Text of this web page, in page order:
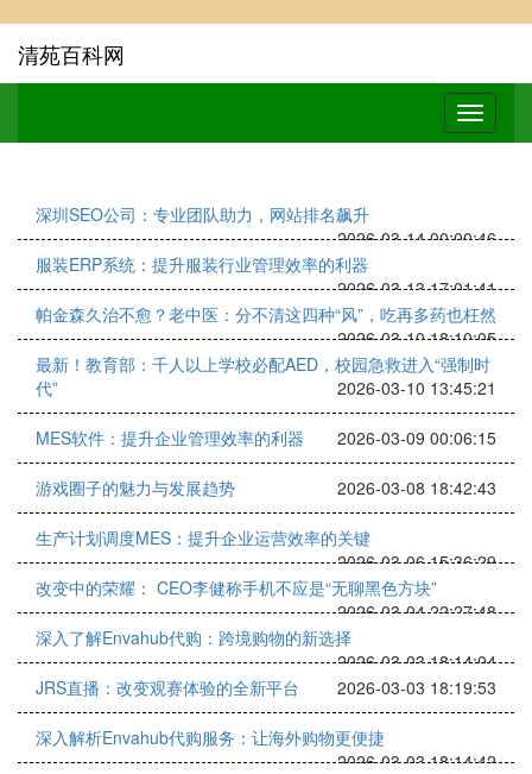
清苑百科网
深圳SEO公司：专业团队助力，网站排名飙升
2026-03-14 00:00:46
服装ERP系统：提升服装行业管理效率的利器
2026-03-13 17:01:41
帕金森久治不愈？老中医：分不清这四种“风”，吃再多药也枉然
2026-03-10 18:10:05
最新！教育部：千人以上学校必配AED，校园急救进入“强制时
代”
2026-03-10 13:45:21
MES软件：提升企业管理效率的利器 2026-03-09 00:06:15
游戏圈子的魅力与发展趋势 2026-03-08 18:42:43
生产计划调度MES：提升企业运营效率的关键
2026-03-06 15:36:29
改变中的荣耀： CEO李健称手机不应是“无聊黑色方块”
2026-03-04 22:27:48
深入了解Envahub代购：跨境购物的新选择
2026-03-03 18:14:04
JRS直播：改变观赛体验的全新平台
2026-03-03 18:19:53
深入解析Envahub代购服务：让海外购物更便捷
2026-03-03 18:14:42